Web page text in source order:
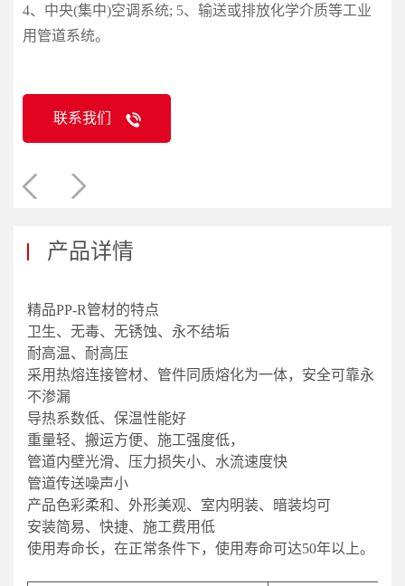
4、中央(集中)空调系统; 5、输送或排放化学介质等工业
用管道系统。
联系我们
产品详情
精品PP-R管材的特点
卫生、无毒、无锈蚀、永不结垢
耐高温、耐高压
采用热熔连接管材、管件同质熔化为一体，安全可靠永
不渗漏
导热系数低、保温性能好
重量轻、搬运方便、施工强度低，
管道内壁光滑、压力损失小、水流速度快
管道传送噪声小
产品色彩柔和、外形美观、室内明装、暗装均可
安装简易、快捷、施工费用低
使用寿命长，在正常条件下，使用寿命可达50年以上。